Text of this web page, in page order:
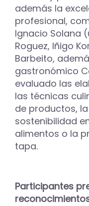
además la
profesional,
Ignacio Solana
Roguez, Iñigo
Barbeito,
gastronómico
evaluado las
las técnicas
de productos,
sostenibilidad
alimentos o la
tapa.
Participantes